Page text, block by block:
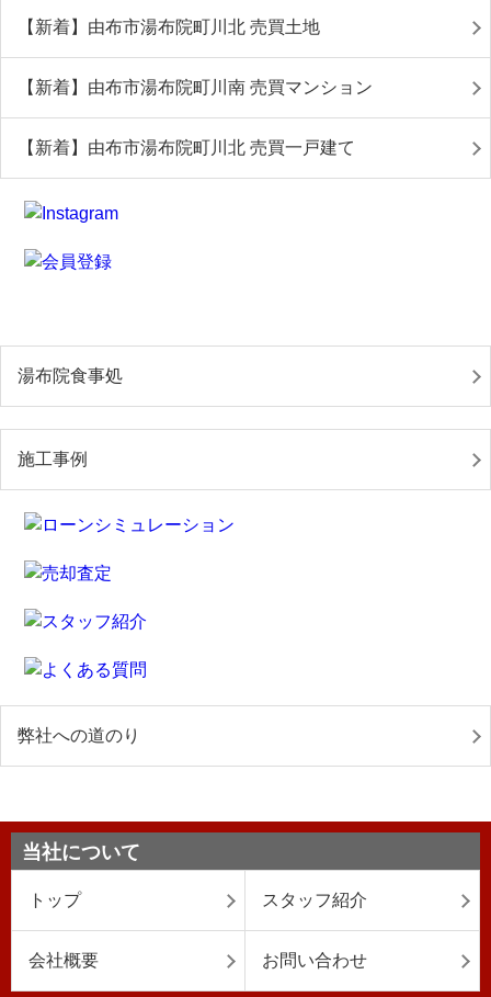
【新着】由布市湯布院町川北 売買土地
【新着】由布市湯布院町川南 売買マンション
【新着】由布市湯布院町川北 売買一戸建て
湯布院食事処
施工事例
弊社への道のり
当社について
トップ スタッフ紹介
会社概要 お問い合わせ